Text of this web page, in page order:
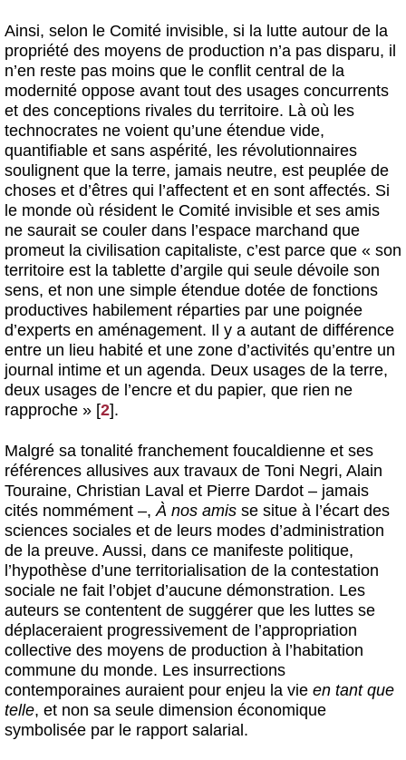
Ainsi, selon le Comité invisible, si la lutte autour de la
propriété des moyens de production n’a pas disparu, il
n’en reste pas moins que le conflit central de la
modernité oppose avant tout des usages concurrents
et des conceptions rivales du territoire. Là où les
technocrates ne voient qu’une étendue vide,
quantifiable et sans aspérité, les révolutionnaires
soulignent que la terre, jamais neutre, est peuplée de
choses et d’êtres qui l’affectent et en sont affectés. Si
le monde où résident le Comité invisible et ses amis
ne saurait se couler dans l’espace marchand que
promeut la civilisation capitaliste, c’est parce que « son
territoire est la tablette d’argile qui seule dévoile son
sens, et non une simple étendue dotée de fonctions
productives habilement réparties par une poignée
d’experts en aménagement. Il y a autant de différence
entre un lieu habité et une zone d’activités qu’entre un
journal intime et un agenda. Deux usages de la terre,
deux usages de l’encre et du papier, que rien ne
rapproche » [2].
Malgré sa tonalité franchement foucaldienne et ses
références allusives aux travaux de Toni Negri, Alain
Touraine, Christian Laval et Pierre Dardot – jamais
cités nommément –, À nos amis se situe à l’écart des
sciences sociales et de leurs modes d’administration
de la preuve. Aussi, dans ce manifeste politique,
l’hypothèse d’une territorialisation de la contestation
sociale ne fait l’objet d’aucune démonstration. Les
auteurs se contentent de suggérer que les luttes se
déplaceraient progressivement de l’appropriation
collective des moyens de production à l’habitation
commune du monde. Les insurrections
contemporaines auraient pour enjeu la vie en tant que
telle, et non sa seule dimension économique
symbolisée par le rapport salarial.